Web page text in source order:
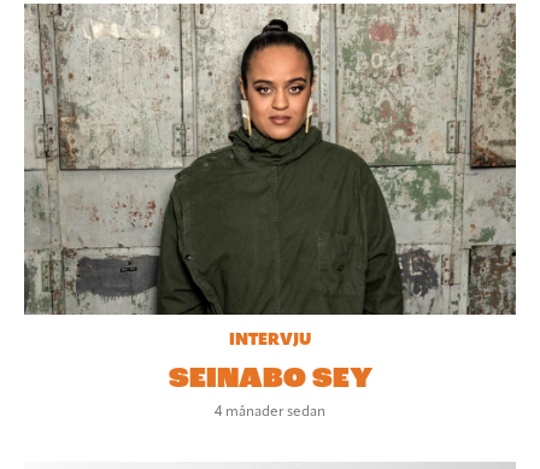
INTERVJU
SEINABO SEY
4 månader sedan